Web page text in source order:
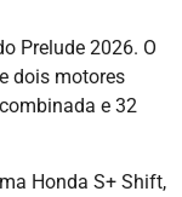
Prelude 2026. O
dois motores
e 32
Honda S+ Shift,